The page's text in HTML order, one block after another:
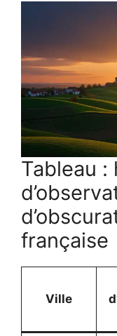
Tableau :
française
Ville